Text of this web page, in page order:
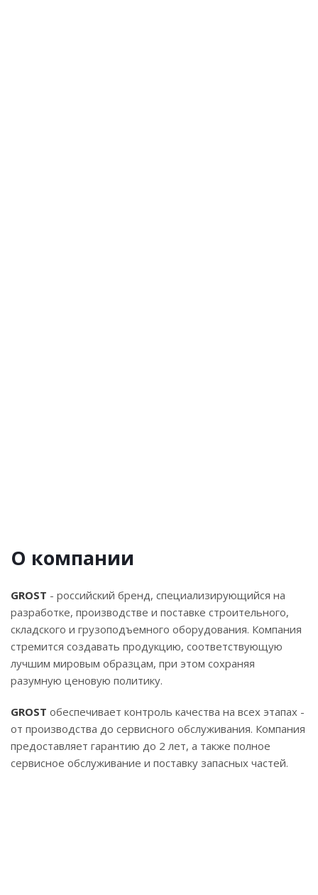
О компании
GROST - российский бренд, специализирующийся на
разработке, производстве и поставке строительного,
складского и грузоподъемного оборудования. Компания
стремится создавать продукцию, соответствующую
лучшим мировым образцам, при этом сохраняя
разумную ценовую политику.
GROST обеспечивает контроль качества на всех этапах -
от производства до сервисного обслуживания. Компания
предоставляет гарантию до 2 лет, а также полное
сервисное обслуживание и поставку запасных частей.